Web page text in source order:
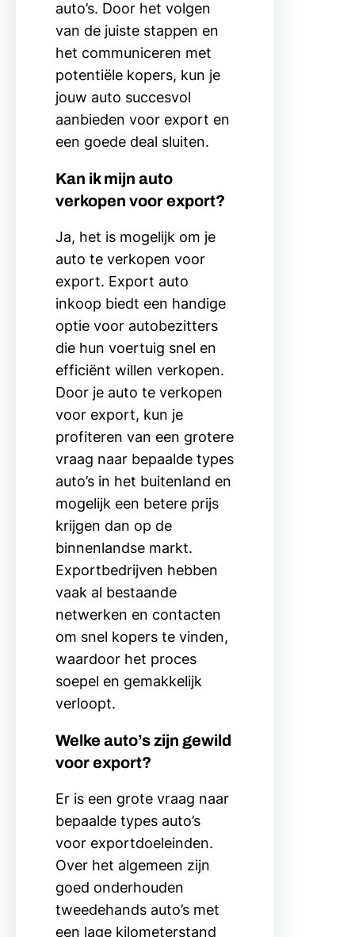
auto’s. Door het volgen
van de juiste stappen en
het communiceren met
potentiële kopers, kun je
jouw auto succesvol
aanbieden voor export en
een goede deal sluiten.
Kan ik mijn auto
verkopen voor export?
Ja, het is mogelijk om je
auto te verkopen voor
export. Export auto
inkoop biedt een handige
optie voor autobezitters
die hun voertuig snel en
efficiënt willen verkopen.
Door je auto te verkopen
voor export, kun je
profiteren van een grotere
vraag naar bepaalde types
auto’s in het buitenland en
mogelijk een betere prijs
krijgen dan op de
binnenlandse markt.
Exportbedrijven hebben
vaak al bestaande
netwerken en contacten
om snel kopers te vinden,
waardoor het proces
soepel en gemakkelijk
verloopt.
Welke auto’s zijn gewild
voor export?
Er is een grote vraag naar
bepaalde types auto’s
voor exportdoeleinden.
Over het algemeen zijn
goed onderhouden
tweedehands auto’s met
een lage kilometerstand